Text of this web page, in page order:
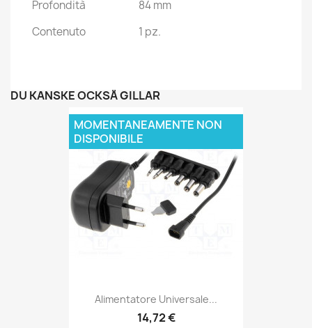
Profondità
84 mm
Contenuto
1 pz.
DU KANSKE OCKSÅ GILLAR
Alimentatore Universale...
14,72 €
MOMENTANEAMENTE NON
DISPONIBILE